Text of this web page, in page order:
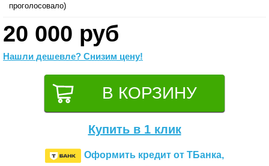
проголосовало)
20 000 руб
Нашли дешевле? Снизим цену!
Купить в 1 клик
Оформить кредит от ТБанка,